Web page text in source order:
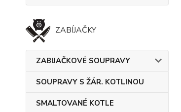
ZABÍJAČKY
ZABIJAČKOVÉ SOUPRAVY
SOUPRAVY S ŽÁR. KOTLINOU
SMALTOVANÉ KOTLE